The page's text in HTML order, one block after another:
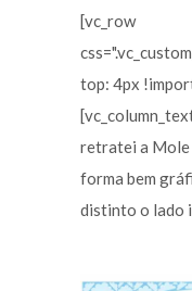
[vc_row
top: 4px
retratei a
forma bem
distinto o lado